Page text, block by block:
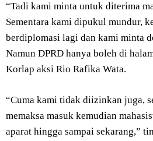
“Tadi kami minta untuk diterima
Sementara kami dipukul mundur,
berdiplomasi lagi dan kami minta
Namun DPRD hanya boleh di
Korlap aksi Rio Rafika Wata.
“Cuma kami tidak diizinkan juga,
memaksa masuk kemudian
aparat hingga sampai sekarang,”